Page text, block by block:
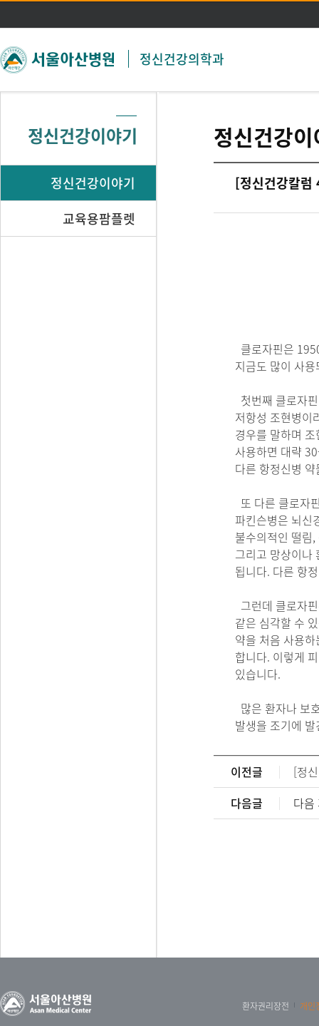
주메뉴 바로가기
본문 바로가기
정신건강의학과
정신건강이야기
정신건강이야기
교육용팜플렛
정신건강
[정신건강칼럼
클로자핀은
지금도 많이 사
첫번째 클로자
저항성 조현병이
경우를 말하며
사용하면 대략
다른 항정신병
또 다른 클로자
파킨슨병은 뇌신
불수의적인 떨림
그리고 망상이나
됩니다. 다른 항
그런데 클로자
같은 심각할 수
약을 처음 사용
합니다. 이렇게
있습니다.
많은 환자나 보
발생을 조기에
이전글
[정
다음글
다음
환자권리장전 개인